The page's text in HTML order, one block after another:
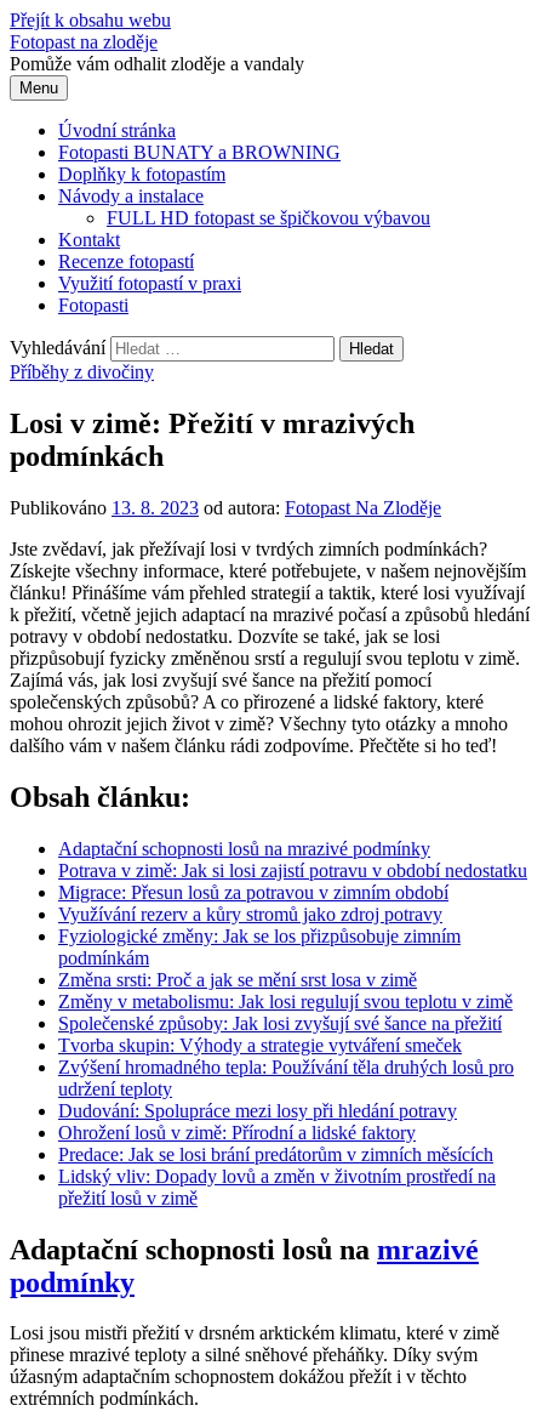
Přejít k obsahu webu
Fotopast na zloděje
Pomůže vám odhalit zloděje a vandaly
Menu
Úvodní stránka
Fotopasti BUNATY a BROWNING
Doplňky k fotopastím
Návody a instalace
FULL HD fotopast se špičkovou výbavou
Kontakt
Recenze fotopastí
Využití fotopastí v praxi
Fotopasti
Vyhledávání
Příběhy z divočiny
Losi v zimě: Přežití v mrazivých
podmínkách
Publikováno 13. 8. 2023 od autora: Fotopast Na Zloděje
Jste zvědaví, jak přežívají losi v tvrdých zimních podmínkách?
Získejte všechny informace, které potřebujete, v našem nejnovějším
článku! Přinášíme vám přehled strategií a taktik, které losi využívají
k přežití, včetně jejich adaptací na mrazivé počasí a způsobů hledání
potravy v období nedostatku. Dozvíte se také, jak se losi
přizpůsobují fyzicky změněnou srstí a regulují svou teplotu v zimě.
Zajímá vás, jak losi zvyšují své šance na přežití pomocí
společenských způsobů? A co přirozené a lidské faktory, které
mohou ohrozit jejich život v zimě? Všechny tyto otázky a mnoho
dalšího vám v našem článku rádi zodpovíme. Přečtěte si ho teď!
Obsah článku:
Adaptační schopnosti losů na mrazivé podmínky
Potrava v zimě: Jak si losi zajistí potravu v období nedostatku
Migrace: Přesun losů za potravou v zimním období
Využívání rezerv a kůry stromů jako zdroj potravy
Fyziologické změny: Jak se los přizpůsobuje zimním
podmínkám
Změna srsti: Proč a jak se mění srst losa v zimě
Změny v metabolismu: Jak losi regulují svou teplotu v zimě
Společenské způsoby: Jak losi zvyšují své šance na přežití
Tvorba skupin: Výhody a strategie vytváření smeček
Zvýšení hromadného tepla: Používání těla druhých losů pro
udržení teploty
Dudování: Spolupráce mezi losy při hledání potravy
Ohrožení losů v zimě: Přírodní a lidské faktory
Predace: Jak se losi brání predátorům v zimních měsících
Lidský vliv: Dopady lovů a změn v životním prostředí na
přežití losů v zimě
Adaptační schopnosti losů na mrazivé
podmínky
Losi jsou mistři přežití v drsném arktickém klimatu, které v zimě
přinese mrazivé teploty a silné sněhové přeháňky. Díky svým
úžasným adaptačním schopnostem dokážou přežít i v těchto
extrémních podmínkách.